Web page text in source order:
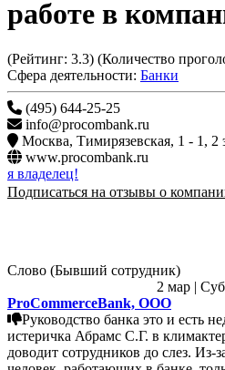
работе в
(Рейтинг: 3.3) (Количество
Сфера деятельности: Банки
(495) 644-25-25
info@procombank.ru
Москва,
www.procombank.ru
я владелец!
Подписаться на отзывы о
Слово (Бывший сотрудник)
2 мар |
ProCommerceBank, ООО
Руководство банка это и есть
истеричка Абрамс С.Г. в
доводит сотрудников до слез. Из-